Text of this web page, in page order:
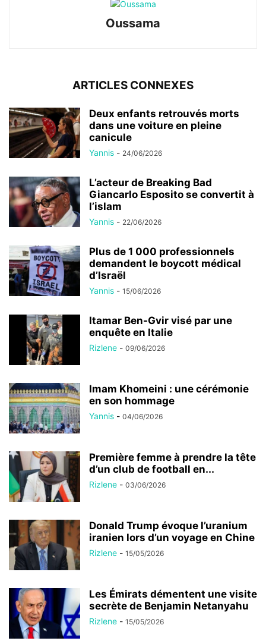
Oussama
ARTICLES CONNEXES
Deux enfants retrouvés morts
dans une voiture en pleine
canicule
Yannis - 24/06/2026
L’acteur de Breaking Bad
Giancarlo Esposito se convertit à
l’islam
Yannis - 22/06/2026
Plus de 1 000 professionnels
demandent le boycott médical
d’Israël
Yannis - 15/06/2026
Itamar Ben-Gvir visé par une
enquête en Italie
Rizlene - 09/06/2026
Imam Khomeini : une cérémonie
en son hommage
Yannis - 04/06/2026
Première femme à prendre la tête
d’un club de football en...
Rizlene - 03/06/2026
Donald Trump évoque l’uranium
iranien lors d’un voyage en Chine
Rizlene - 15/05/2026
Les Émirats démentent une visite
secrète de Benjamin Netanyahu
Rizlene - 15/05/2026